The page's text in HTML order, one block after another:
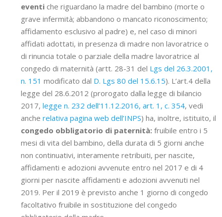
eventi che riguardano la madre del bambino (morte o
grave infermità; abbandono o mancato riconoscimento;
affidamento esclusivo al padre) e, nel caso di minori
affidati adottati, in presenza di madre non lavoratrice o
di rinuncia totale o parziale della madre lavoratrice al
congedo di maternità (artt. 28-31 del Lgs del 26.3.2001,
n. 151 modificato dal D. Lgs 80 del 15.6.15). L’art.4 della
legge del 28.6.2012 (prorogato dalla legge di bilancio
2017, legge n. 232 dell’11.12.2016, art. 1, c. 354, vedi
anche relativa pagina web dell’INPS) ha, inoltre, istituito, il
congedo obbligatorio di paternità: fruibile entro i 5
mesi di vita del bambino, della durata di 5 giorni anche
non continuativi, interamente retribuiti, per nascite,
affidamenti e adozioni avvenute entro nel 2017 e di 4
giorni per nascite affidamenti e adozioni avvenuti nel
2019. Per il 2019 è previsto anche 1 giorno di congedo
facoltativo fruibile in sostituzione del congedo